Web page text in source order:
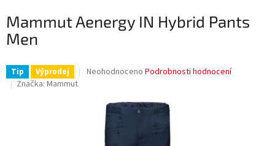
Mammut Aenergy IN Hybrid Pants
Men
Tip Výprodej
Průměrné
Neohodnoceno Podrobnosti hodnocení
Značka: Mammut